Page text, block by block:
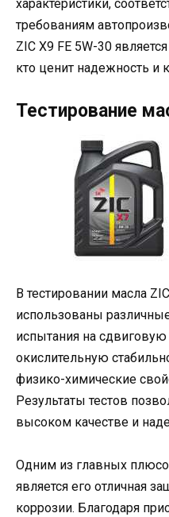
характеристики,
требованиям
ZIC X9 FE 5W-30
кто ценит надежность и
Тестирование
В тестировании масла
использованы
испытания на сдвиговую
окислительную
физико-химические
Результаты тестов
высоком качестве и
Одним из главных
является его отличная
коррозии. Благодаря